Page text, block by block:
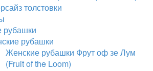
толстовки
рубашки
Женские рубашки Фрут оф зе Лум
(Fruit of the Loom)